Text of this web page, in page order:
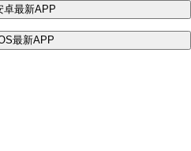
卓最新APP
最新APP